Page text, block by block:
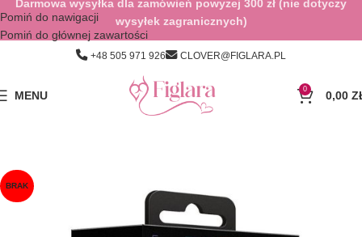
Pomiń do nawigacji
Pomiń do głównej zawartości
+48 505 971 926 CLOVER@FIGLARA.PL
MENU 0 0,00
BRAK
Darmowa wysyłka dla zamówień powyżej 300 zł (nie dotyczy
wysyłek zagranicznych)